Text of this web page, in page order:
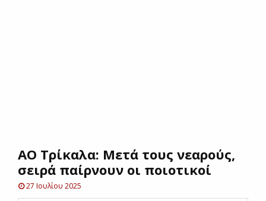
UΑΟ Τρίκαλα: Μετά τους νεαρούς,
σειρά παίρνουν οι ποιοτικοί
27 Ιουλίου 2025